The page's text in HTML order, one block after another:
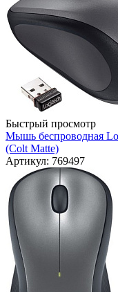
Быстрый просмотр
Мышь беспроводная
(Colt Matte)
Артикул: 769497